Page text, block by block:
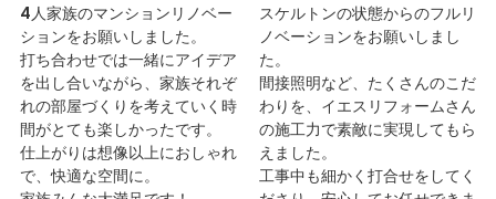
4人家族のマンションリノベー
ションをお願いしました。
打ち合わせでは一緒にアイデア
を出し合いながら、家族それぞ
れの部屋づくりを考えていく時
間がとても楽しかったです。
仕上がりは想像以上におしゃれ
で、快適な空間に。
スケルトンの状態からのフルリ
ノベーションをお願いしまし
た。
間接照明など、たくさんのこだ
わりを、イエスリフォームさん
の施工力で素敵に実現してもら
えました。
工事中も細かく打合せをしてく